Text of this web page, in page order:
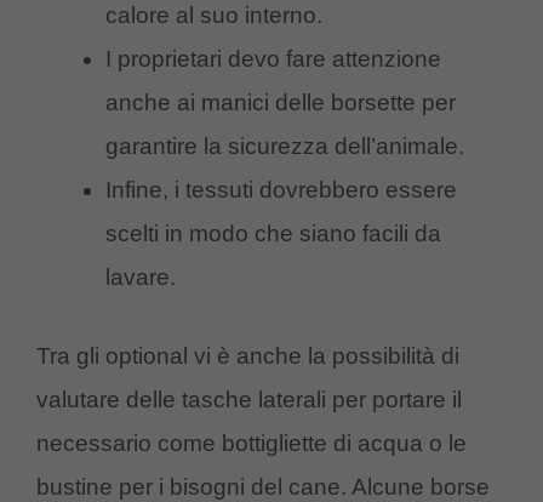
calore al suo interno.
I proprietari devo fare attenzione
anche ai manici delle borsette per
garantire la sicurezza dell’animale.
Infine, i tessuti dovrebbero essere
scelti in modo che siano facili da
lavare.
Tra gli optional vi è anche la possibilità di
valutare delle tasche laterali per portare il
necessario come bottigliette di acqua o le
bustine per i bisogni del cane. Alcune borse